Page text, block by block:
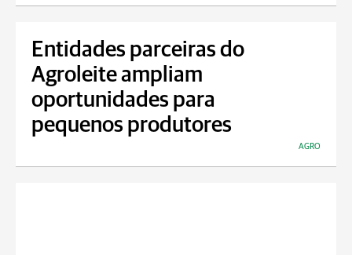
Entidades parceiras do
Agroleite ampliam
oportunidades para
pequenos produtores
AGRO